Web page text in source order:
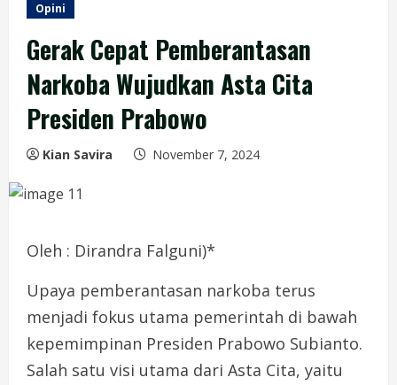
Opini
Gerak Cepat Pemberantasan
Narkoba Wujudkan Asta Cita
Presiden Prabowo
Kian Savira November 7, 2024
Oleh : Dirandra Falguni)*
Upaya pemberantasan narkoba terus
menjadi fokus utama pemerintah di bawah
kepemimpinan Presiden Prabowo Subianto.
Salah satu visi utama dari Asta Cita, yaitu